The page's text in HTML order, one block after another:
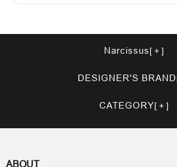
Narcissus
DESIGNER'S BRAND
CATEGORY
ABOUT